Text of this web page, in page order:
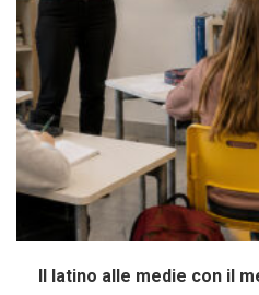
Il latino alle medie con il